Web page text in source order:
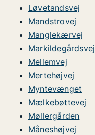
Løvetandsvej
Mandstrovej
Manglekærvej
Markildegårdsvej
Mellemvej
Mertehøjvej
Myntevænget
Mælkebøttevej
Møllergården
Måneshøjvej